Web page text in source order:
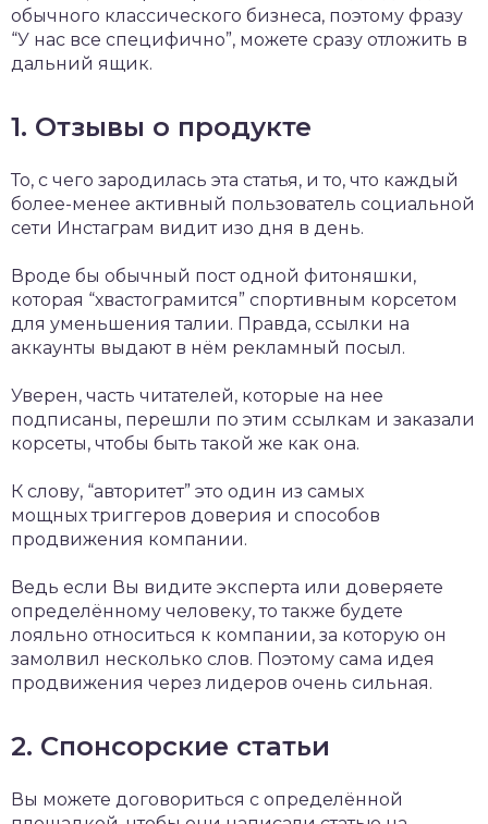
обычного классического бизнеса, поэтому фразу
“У нас все специфично”, можете сразу отложить в
дальний ящик.
1. Отзывы о продукте
То, с чего зародилась эта статья, и то, что каждый
более-менее активный пользователь социальной
сети Инстаграм видит изо дня в день.
Вроде бы обычный пост одной фитоняшки,
которая “хвастограмится” спортивным корсетом
для уменьшения талии. Правда, ссылки на
аккаунты выдают в нём рекламный посыл.
Уверен, часть читателей, которые на нее
подписаны, перешли по этим ссылкам и заказали
корсеты, чтобы быть такой же как она.
К слову, “авторитет” это один из самых
мощных триггеров доверия и способов
продвижения компании.
Ведь если Вы видите эксперта или доверяете
определённому человеку, то также будете
лояльно относиться к компании, за которую он
замолвил несколько слов. Поэтому сама идея
продвижения через лидеров очень сильная.
2. Спонсорские статьи
Вы можете договориться с определённой